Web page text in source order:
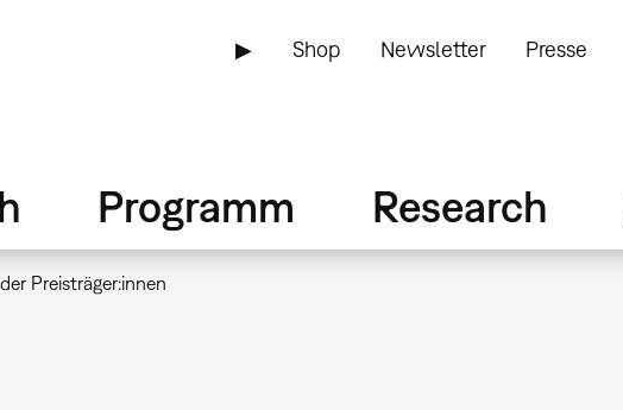
▶ Shop Newsletter Presse
Programm Research
Preisträger:innen